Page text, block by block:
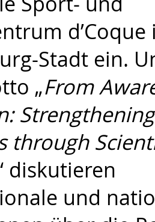
d’Coque
Stadt ein.
„From
through
diskutieren
und